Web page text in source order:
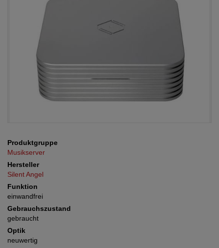
Produktgruppe
Musikserver
Hersteller
Silent Angel
Funktion
einwandfrei
Gebrauchszustand
gebraucht
Optik
neuwertig